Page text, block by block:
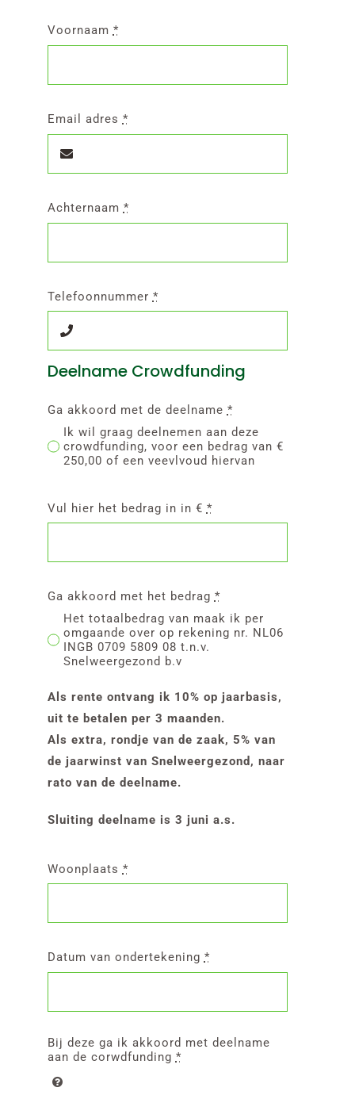
Contact
Voornaam *
Email adres *
Achternaam *
Telefoonnummer *
Deelname Crowdfunding
Ga akkoord met de deelname *
Ik wil graag deelnemen aan deze
crowdfunding, voor een bedrag van €
250,00 of een veevlvoud hiervan
Vul hier het bedrag in in € *
Ga akkoord met het bedrag *
Het totaalbedrag van maak ik per
omgaande over op rekening nr. NL06
INGB 0709 5809 08 t.n.v.
Snelweergezond b.v
Als rente ontvang ik 10% op jaarbasis,
uit te betalen per 3 maanden.
Als extra, rondje van de zaak, 5% van
de jaarwinst van Snelweergezond, naar
rato van de deelname.
Sluiting deelname is 3 juni a.s.
Woonplaats *
Datum van ondertekening *
Bij deze ga ik akkoord met deelname
aan de corwdfunding *